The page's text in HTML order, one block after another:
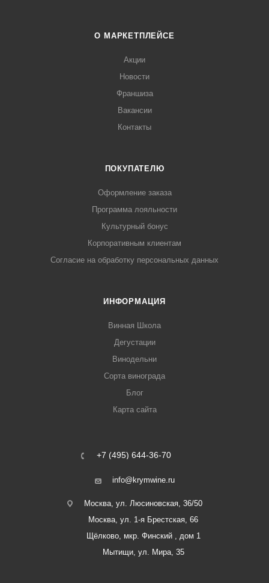
О МАРКЕТПЛЕЙСЕ
Акции
Новости
Франшиза
Вакансии
Контакты
ПОКУПАТЕЛЮ
Оформление заказа
Программа лояльности
Культурный бонус
Корпоративным клиентам
Согласие на обработку персональных данных
ИНФОРМАЦИЯ
Винная Школа
Дегустации
Винодельни
Сорта винограда
Блог
Карта сайта
+7 (495) 644-36-70
info@krymwine.ru
Москва, ул. Люсиновская, 36/50
Москва, ул. 1-я Брестская, 66
Щёлково, мкр. Финский , дом 1
Мытищи, ул. Мира, 35